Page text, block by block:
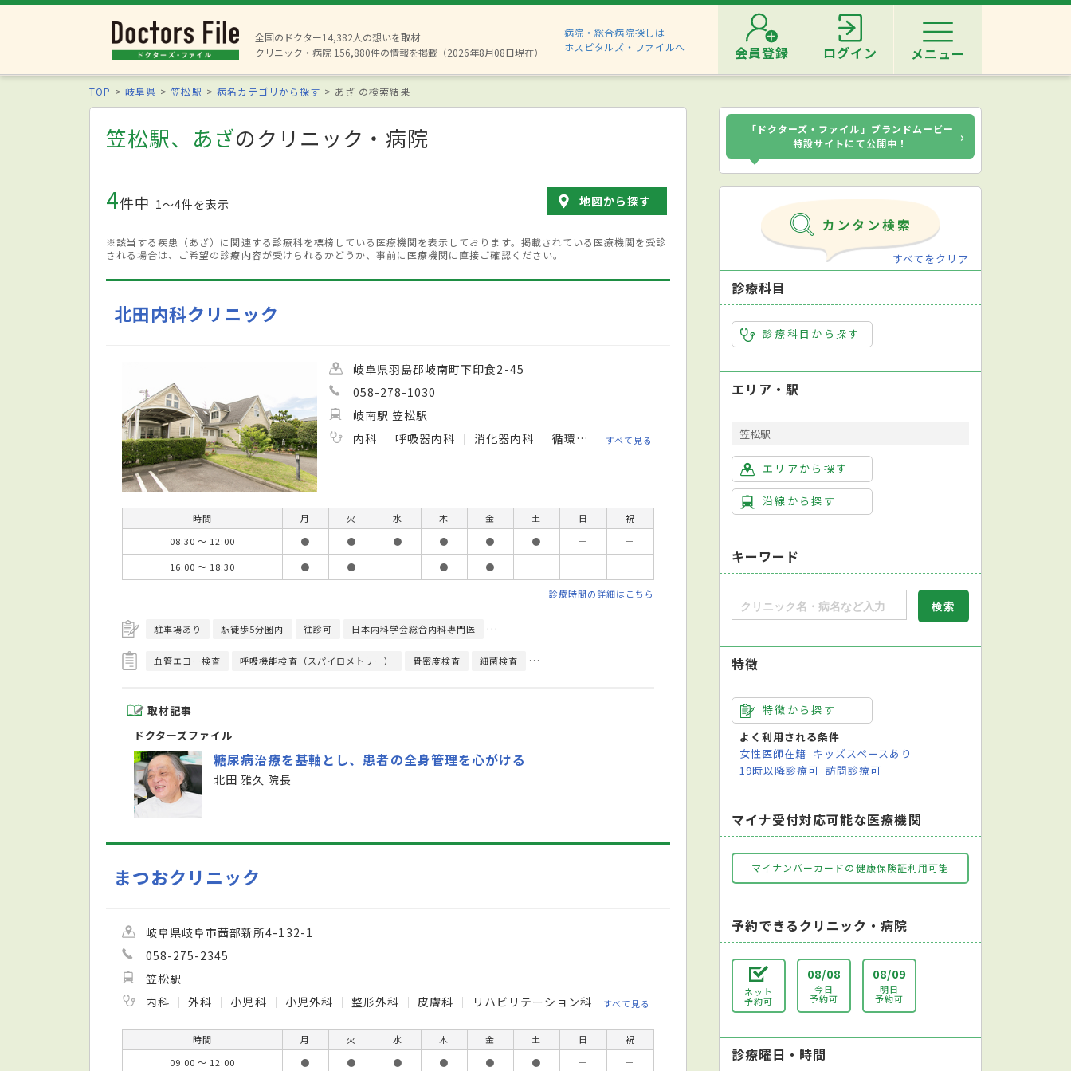
全国のドクター14,382人の想いを取材
クリニック・病院 156,880件の情報を掲載（2026年8月08日現在）
病院・総合病院探しは
ホスピタルズ・ファイルへ
会員登録 ログイン メニュー
TOP 岐阜県 笠松駅 病名カテゴリから探す あざ の検索結果
笠松駅、あざのクリニック・病院
4件中 1〜4件を表示 地図から探す
※該当する疾患（あざ）に関連する診療科を標榜している医療機関を表示しております。掲載されている医療機関を受診
される場合は、ご希望の診療内容が受けられるかどうか、事前に医療機関に直接ご確認ください。
北田内科クリニック
岐阜県羽島郡岐南町下印食2-45
058-278-1030
岐南駅 笠松駅
内科
呼吸器内科 消化器内科 循環器内科 小児科 内分泌内科 アレルギー科
すべて見る
時間 月 火 水 木 金 土 日
祝
08:30 ～ 12:00
● ● ● ● ● ● －
－
16:00 ～ 18:30
● ● － ● ● － － －
診療時間の詳細はこちら
駐車場あり 駅徒歩5分圏内 往診可 日本内科学会総合内科専門医 日本内分泌学会内分泌代謝科専門医
血管エコー検査 呼吸機能検査（スパイロメトリー） 骨密度検査 細菌検査 心臓超音波（エコー）検査 心拍変動検査
取材記事
ドクターズファイル
糖尿病治療を基軸とし、患者の全身管理を心がける
北田 雅久 院長
まつおクリニック
岐阜県岐阜市茜部新所4-132-1
058-275-2345
笠松駅
内科
外科 小児科 小児外科 整形外科 皮膚科 リハビリテーション科 すべて見る
時間 月 火 水 木 金 土 日
祝
09:00 ～ 12:00
● ● ● ● ● ● －
－
「ドクターズ・ファイル」ブランドムービー
特設サイトにて公開中！
›
すべてをクリア
診療科目
診療科目から探す
エリア・駅
笠松駅
エリアから探す
沿線から探す
キーワード
特徴
特徴から探す
よく利用される条件
女性医師在籍 キッズスペースあり
19時以降診療可 訪問診療可
マイナ受付対応可能な医療機関
マイナンバーカードの健康保険証利用可能
予約できるクリニック・病院
ネット
予約可
08/08
今日
予約可
08/09
明日
予約可
診療曜日・時間